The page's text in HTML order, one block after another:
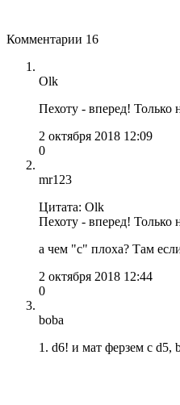
Комментарии 16
Olk
Пехоту - вперед! Только
2 октября 2018 12:09
0
mr123
Цитата: Olk
Пехоту - вперед! Только
а чем "с" плоха? Там
2 октября 2018 12:44
0
boba
1. d6! и мат ферзем с d5,